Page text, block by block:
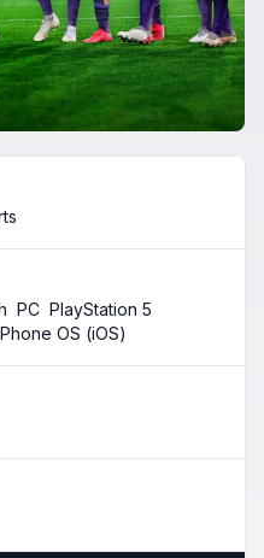
PC PlayStation 5
OS (iOS)